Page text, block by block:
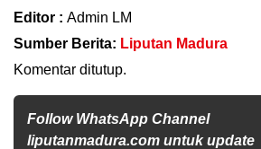
Editor : Admin LM
Sumber Berita: Liputan Madura
Komentar ditutup.
Follow WhatsApp Channel
liputanmadura.com untuk update